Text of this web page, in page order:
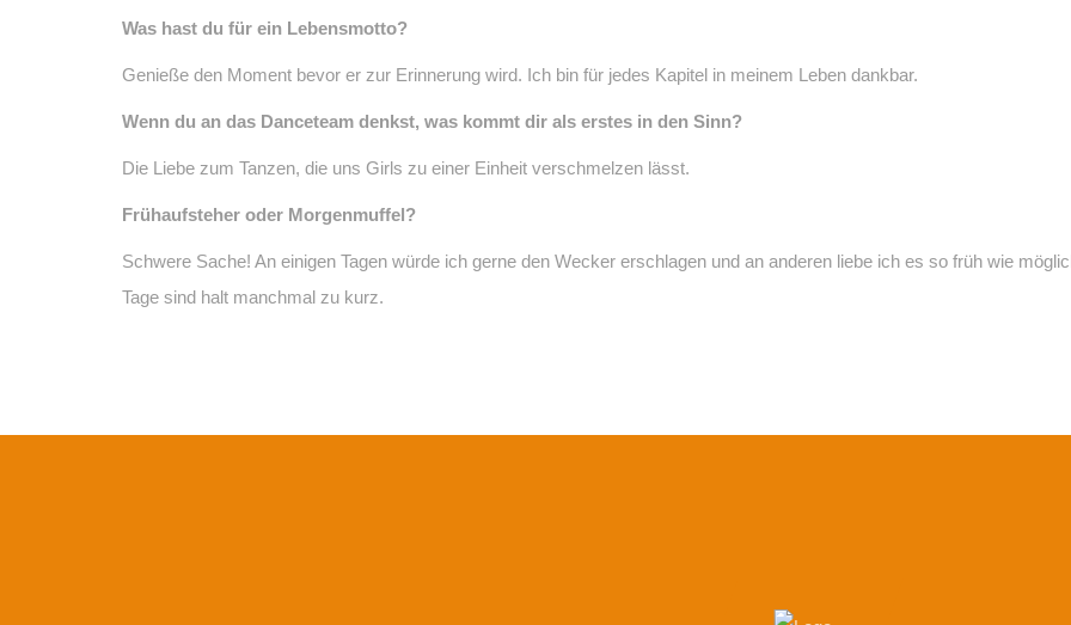
Was hast du für ein Lebensmotto?
Genieße den Moment bevor er zur Erinnerung wird. Ich bin für jedes Kapitel in meinem Leben dankbar.
Wenn du an das Danceteam denkst, was kommt dir als erstes in den Sinn?
Die Liebe zum Tanzen, die uns Girls zu einer Einheit verschmelzen lässt.
Frühaufsteher oder Morgenmuffel?
Schwere Sache! An einigen Tagen würde ich gerne den Wecker erschlagen und an anderen liebe ich es so früh wie
Tage sind halt manchmal zu kurz.